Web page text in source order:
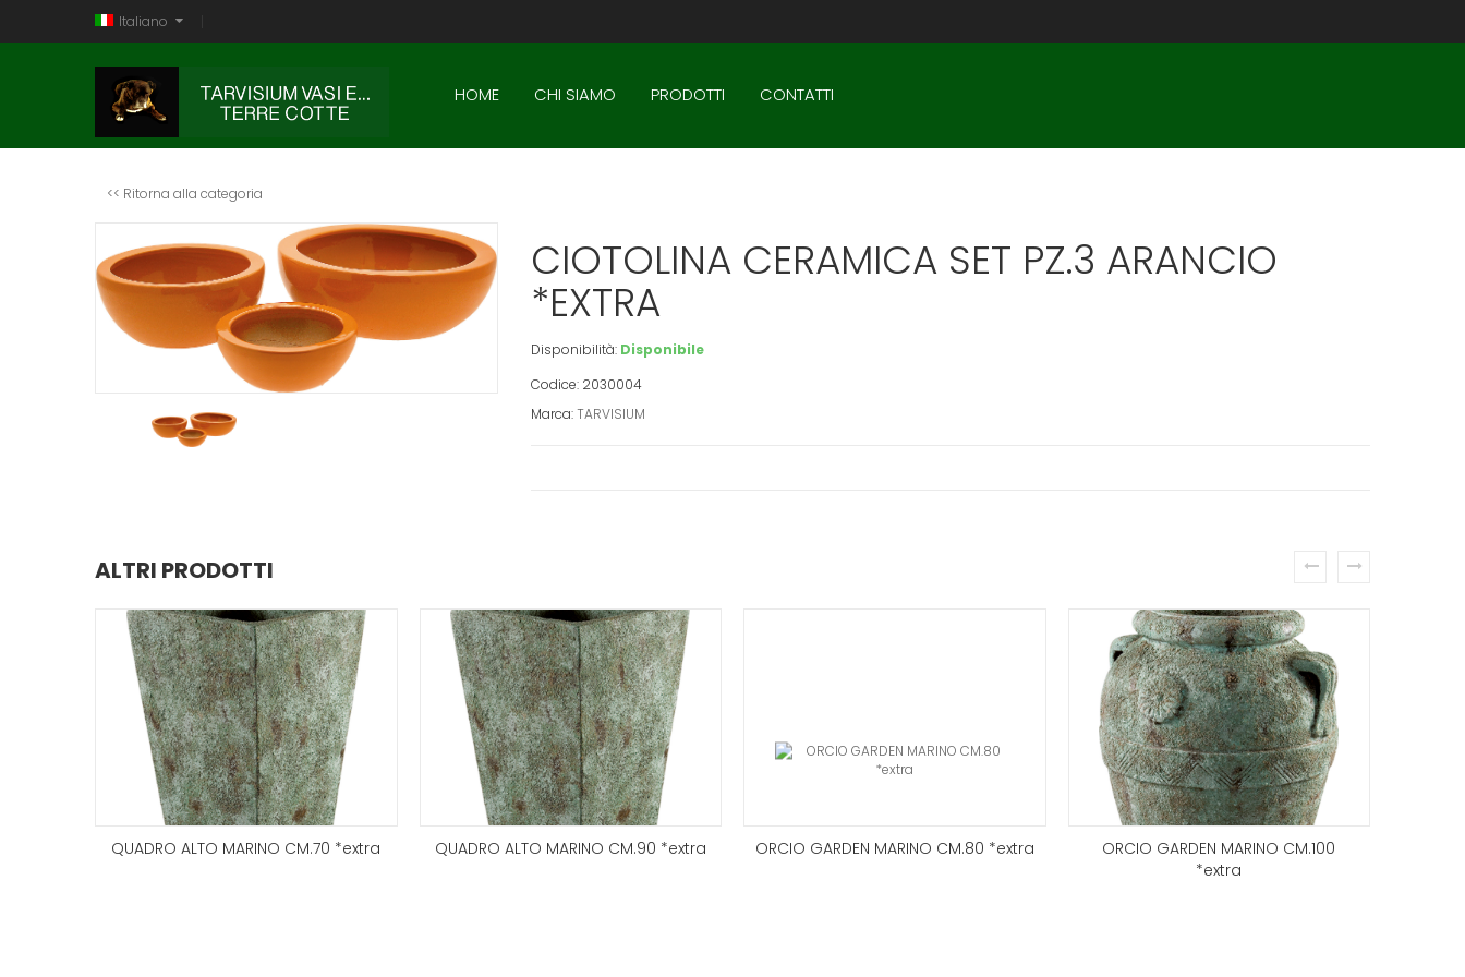
Italiano
HOME CHI SIAMO PRODOTTI CONTATTI
<< Ritorna alla categoria
CIOTOLINA CERAMICA SET PZ.3 ARANCIO
*EXTRA
Disponibilità: Disponibile
Codice: 2030004
Marca:TARVISIUM
ALTRI PRODOTTI
QUADRO ALTO MARINO CM.70 *extra QUADRO ALTO MARINO CM.90 *extra ORCIO GARDEN MARINO CM.80 *extra
ORCIO GARDEN MARINO CM.100
*extra